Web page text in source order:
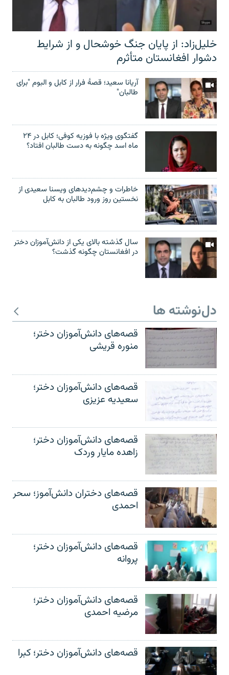
خلیل‌زاد: از پایان جنگ خوشحال و از شرایط
دشوار افغانستان متأثرم
آریانا سعید؛ قصۀ فرار از کابل و البوم "برای
طالبان"
گفتگوی ویژه با فوزیه کوفی؛ کابل در ۲۴
ماه اسد چگونه به دست طالبان افتاد؟
خاطرات و چشم‌دید‌های ویسنا سعیدی از
نخستین روز ورود طالبان به کابل
سال گذشته بالای یکی از دانش‌آموزان دختر
در افغانستان چگونه گذشت؟
دل‌نوشته ها
قصه‌های دانش‌آموزان دختر؛
منوره قریشی
قصه‌های دانش‌آموزان دختر؛
سعیدیه عزیزی
قصه‌های دانش‌آموزان دختر؛
زاهده مایار وردک
قصه‌های دختران دانش‌آموز؛ سحر
احمدی
قصه‌های دانش‌آموزان دختر؛
پروانه
قصه‌های دانش‌آموزان دختر؛
مرضیه احمدی
قصه‌های دانش‌آموزان دختر؛ کبرا